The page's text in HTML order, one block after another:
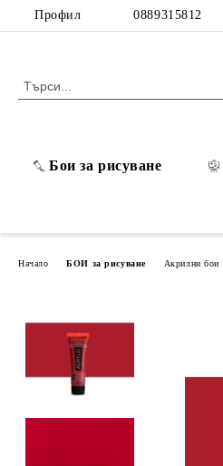
Профил 0889315812
Бои за рисуване
Начало БОИ за рисуване Акрилни бои